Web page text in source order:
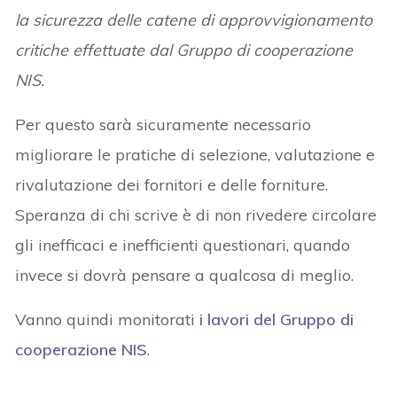
la sicurezza delle catene di approvvigionamento
critiche effettuate dal Gruppo di cooperazione
NIS.
Per questo sarà sicuramente necessario
migliorare le pratiche di selezione, valutazione e
rivalutazione dei fornitori e delle forniture.
Speranza di chi scrive è di non rivedere circolare
gli inefficaci e inefficienti questionari, quando
invece si dovrà pensare a qualcosa di meglio.
Vanno quindi monitorati i lavori del Gruppo di
cooperazione NIS.